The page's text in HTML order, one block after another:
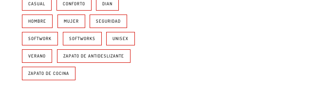
CASUAL CONFORTO DIAN
HOMBRE MUJER SEGURIDAD
SOFTWORK SOFTWORKS UNISEX
VERANO ZAPATO DE ANTIDESLIZANTE
ZAPATO DE COCINA